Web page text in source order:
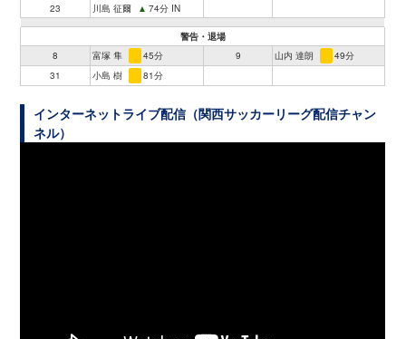
23
川島 征爾 ▲ 74分 IN
警告・退場
8
富塚 隼 45分 9 山内 達朗
49分
31
小島 樹 81分
インターネットライブ配信（関西サッカーリーグ配信チャン
ネル）